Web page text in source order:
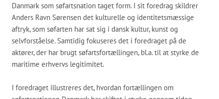
Danmark som søfartsnation taget form. I sit foredrag skildrer
Anders Ravn Sørensen det kulturelle og identitetsmæssige
aftryk, som søfarten har sat sig i dansk kultur, kunst og
selvforståelse. Samtidig fokuseres det i foredraget på de
aktører, der har brugt søfartsfortællingen, bl.a. til at styrke de
maritime erhvervs legitimitet.
I foredraget illustreres det, hvordan fortællingen om